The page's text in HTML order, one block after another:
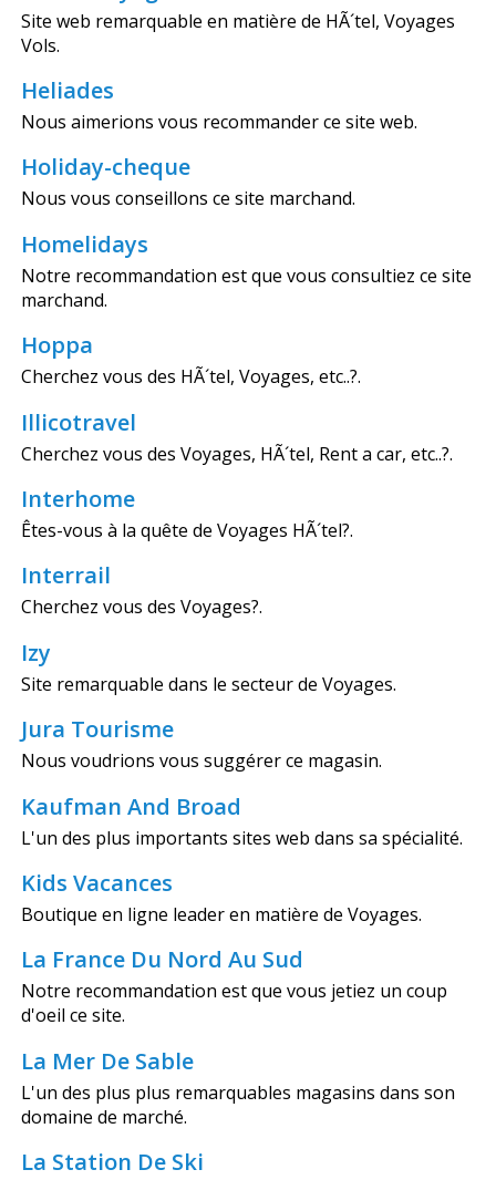
Site web remarquable en matière de HÃ´tel, Voyages
Vols.
Heliades
Nous aimerions vous recommander ce site web.
Holiday-cheque
Nous vous conseillons ce site marchand.
Homelidays
Notre recommandation est que vous consultiez ce site
marchand.
Hoppa
Cherchez vous des HÃ´tel, Voyages, etc..?.
Illicotravel
Cherchez vous des Voyages, HÃ´tel, Rent a car, etc..?.
Interhome
Êtes-vous à la quête de Voyages HÃ´tel?.
Interrail
Cherchez vous des Voyages?.
Izy
Site remarquable dans le secteur de Voyages.
Jura Tourisme
Nous voudrions vous suggérer ce magasin.
Kaufman And Broad
L'un des plus importants sites web dans sa spécialité.
Kids Vacances
Boutique en ligne leader en matière de Voyages.
La France Du Nord Au Sud
Notre recommandation est que vous jetiez un coup
d'oeil ce site.
La Mer De Sable
L'un des plus plus remarquables magasins dans son
domaine de marché.
La Station De Ski